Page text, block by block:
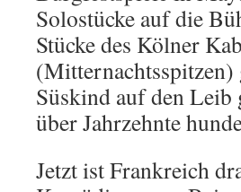
Solostücke auf die
Stücke des Kölner
(Mitternachtsspitzen)
Süskind auf den Leib
über Jahrzehnte
Jetzt ist Frankreich